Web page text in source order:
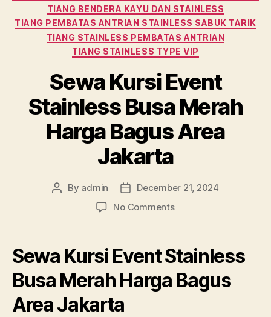
TIANG BENDERA KAYU DAN STAINLESS
TIANG PEMBATAS ANTRIAN STAINLESS SABUK TARIK
TIANG STAINLESS PEMBATAS ANTRIAN
TIANG STAINLESS TYPE VIP
Sewa Kursi Event
Stainless Busa Merah
Harga Bagus Area
Jakarta
Post
By admin
Post
date
December 21, 2024
No Commentson
Event
Stainless
Busa
Merah
Sewa Kursi Event Stainless
Busa Merah Harga Bagus
Area Jakarta